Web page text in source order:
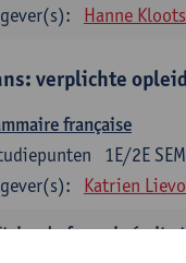
Hanne Kloots
verplichte
française
1E/2E SEM
Katrien
du français écrit